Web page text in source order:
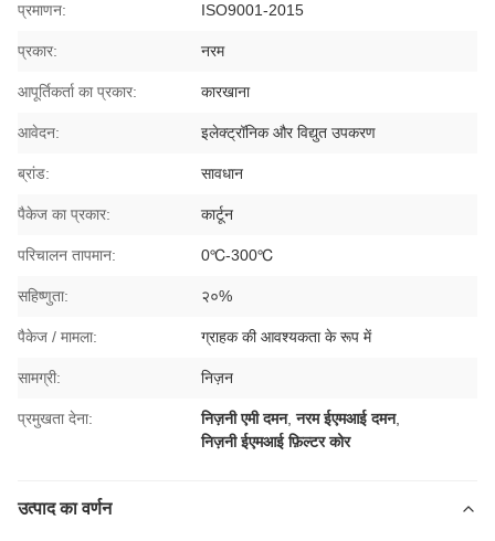
प्रमाणन: ISO9001-2015
प्रकार: नरम
आपूर्तिकर्ता का प्रकार: कारखाना
आवेदन: इलेक्ट्रॉनिक और विद्युत उपकरण
ब्रांड: सावधान
पैकेज का प्रकार: कार्टून
परिचालन तापमान: 0℃-300℃
सहिष्णुता: २०%
पैकेज / मामला: ग्राहक की आवश्यकता के रूप में
सामग्री: निज़न
प्रमुखता देना: निज़नी एमी दमन,नरम ईएमआई दमन,
निज़नी ईएमआई फ़िल्टर कोर
उत्पाद का वर्णन